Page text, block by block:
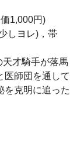
1,000円)
しヨレ)，帯
天才騎手が落
医師団を通し
を克明に追っ